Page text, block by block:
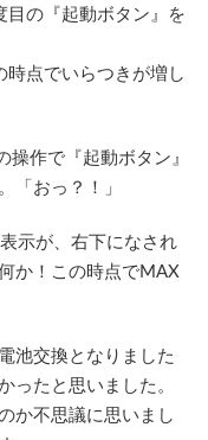
目の『起動ボタン』を
点でいらつきが増し
作で『起動ボタン』
「おっ？！」
示が、右下になされ
か！この時点でMAX
池交換となりました
ったと思いました。
か不思議に思いまし